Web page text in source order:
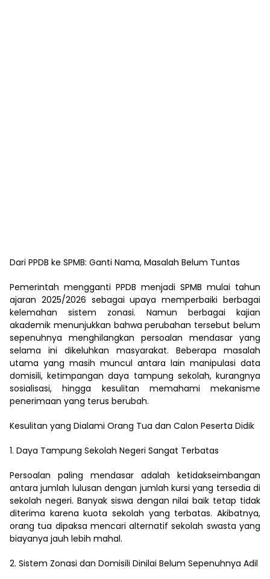
Dari PPDB ke SPMB: Ganti Nama, Masalah Belum Tuntas
Pemerintah mengganti PPDB menjadi SPMB mulai tahun
ajaran 2025/2026 sebagai upaya memperbaiki berbagai
kelemahan sistem zonasi. Namun berbagai kajian
akademik menunjukkan bahwa perubahan tersebut belum
sepenuhnya menghilangkan persoalan mendasar yang
selama ini dikeluhkan masyarakat. Beberapa masalah
utama yang masih muncul antara lain manipulasi data
domisili, ketimpangan daya tampung sekolah, kurangnya
sosialisasi, hingga kesulitan memahami mekanisme
penerimaan yang terus berubah.
Kesulitan yang Dialami Orang Tua dan Calon Peserta Didik
1. Daya Tampung Sekolah Negeri Sangat Terbatas
Persoalan paling mendasar adalah ketidakseimbangan
antara jumlah lulusan dengan jumlah kursi yang tersedia di
sekolah negeri. Banyak siswa dengan nilai baik tetap tidak
diterima karena kuota sekolah yang terbatas. Akibatnya,
orang tua dipaksa mencari alternatif sekolah swasta yang
biayanya jauh lebih mahal.
2. Sistem Zonasi dan Domisili Dinilai Belum Sepenuhnya Adil